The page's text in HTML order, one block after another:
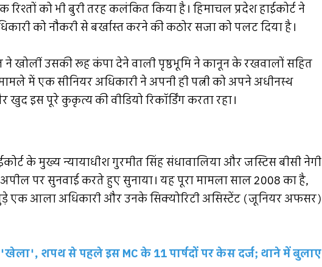
को भी बुरी तरह कलंकित किया है। हिमाचल प्रदेश हाईकोर्ट ने
को नौकरी से बर्खास्त करने की कठोर सजा को पलट दिया है।
खोलीं उसकी रूह कंपा देने वाली पृष्ठभूमि ने कानून के रखवालों सहित
में एक सीनियर अधिकारी ने अपनी ही पत्नी को अपने अधीनस्थ
इस पूरे कुकृत्य की वीडियो रिकॉर्डिंग करता रहा।
के मुख्य न्यायाधीश गुरमीत सिंह संधावालिया और जस्टिस बीसी नेगी
पर सुनवाई करते हुए सुनाया। यह पूरा मामला साल 2008 का है,
एक आला अधिकारी और उनके सिक्योरिटी असिस्टेंट (जूनियर अफसर)
शपथ से पहले इस MC के 11 पार्षदों पर केस दर्ज; थाने में बुलाए